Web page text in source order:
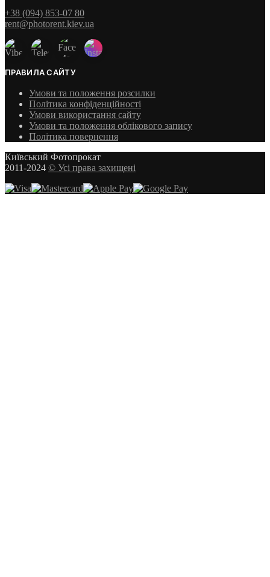
+38 (094) 853-07 80
rent@photorent.kiev.ua
ПРАВИЛА САЙТУ
Умови та положення розсилки
Політика конфіденційності
Умови використання сайту
Умови та положення облікового запису
Політика повернення
Київський Фотопрокат
2011-2024 © Усі права захищені